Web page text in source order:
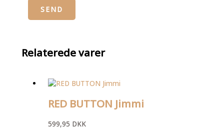
Relaterede varer
RED BUTTON Jimmi
599,95 DKK